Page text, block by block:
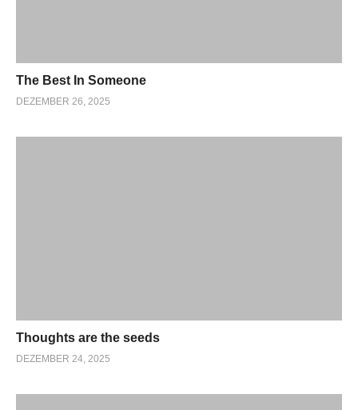
The Best In Someone
DEZEMBER 26, 2025
Thoughts are the seeds
DEZEMBER 24, 2025